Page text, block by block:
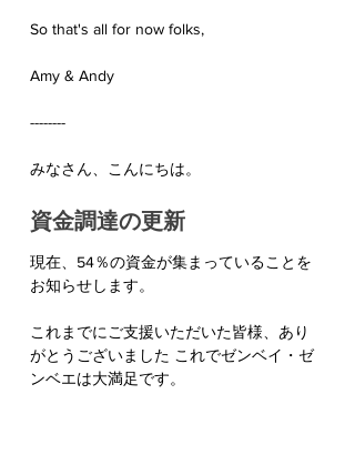
So that's all for now folks,
Amy & Andy
--------
みなさん、こんにちは。
資金調達の更新
現在、54％の資金が集まっていることを
お知らせします。
これまでにご支援いただいた皆様、あり
がとうございました これでゼンベイ・ゼ
ンベエは大満足です。